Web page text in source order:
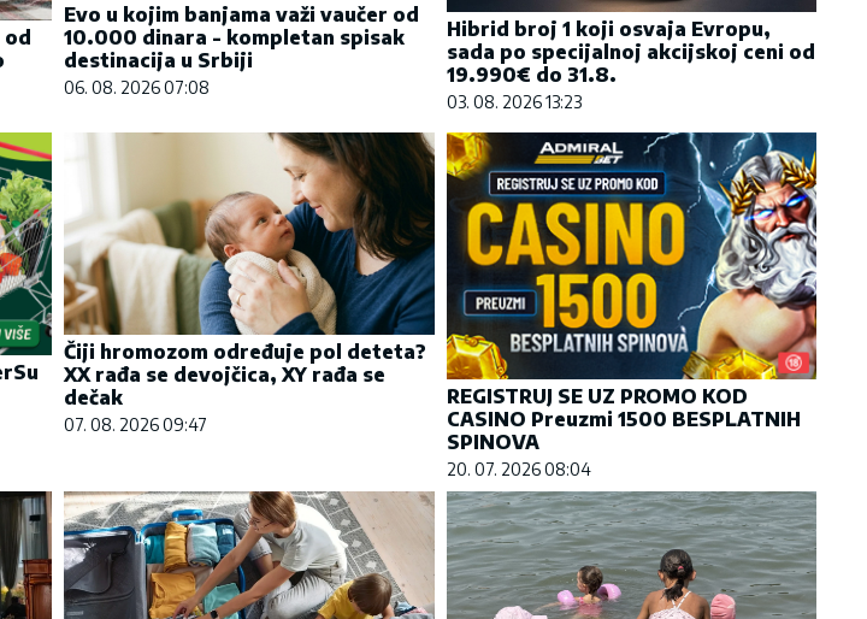
Evo u kojim banjama važi vaučer od
10.000 dinara - kompletan spisak
destinacija u Srbiji
06. 08. 2026 07:08
Hibrid broj 1 koji osvaja Evropu,
sada po specijalnoj akcijskoj ceni od
19.990€ do 31.8.
03. 08. 2026 13:23
Čiji hromozom određuje pol deteta?
XX rađa se devojčica, XY rađa se
dečak
07. 08. 2026 09:47
REGISTRUJ SE UZ PROMO KOD
CASINO Preuzmi 1500 BESPLATNIH
SPINOVA
20. 07. 2026 08:04